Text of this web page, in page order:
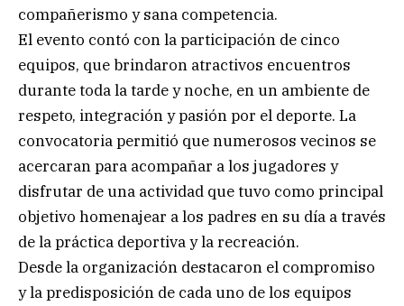
compañerismo y sana competencia.
El evento contó con la participación de cinco
equipos, que brindaron atractivos encuentros
durante toda la tarde y noche, en un ambiente de
respeto, integración y pasión por el deporte. La
convocatoria permitió que numerosos vecinos se
acercaran para acompañar a los jugadores y
disfrutar de una actividad que tuvo como principal
objetivo homenajear a los padres en su día a través
de la práctica deportiva y la recreación.
Desde la organización destacaron el compromiso
y la predisposición de cada uno de los equipos